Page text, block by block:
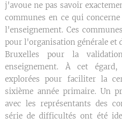
j'avoue ne pas savoir
communes en ce qui
l'enseignement. Ces
pour l'organisation générale et
Bruxelles pour la
enseignement. À cet
explorées pour faciliter la
sixième année primaire. Un
avec les représentants des
série de difficultés ont été